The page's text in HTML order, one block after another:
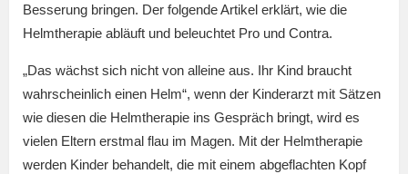
Besserung bringen. Der folgende Artikel erklärt, wie die
Helmtherapie abläuft und beleuchtet Pro und Contra.
„Das wächst sich nicht von alleine aus. Ihr Kind braucht
wahrscheinlich einen Helm“, wenn der Kinderarzt mit Sätzen
wie diesen die Helmtherapie ins Gespräch bringt, wird es
vielen Eltern erstmal flau im Magen. Mit der Helmtherapie
werden Kinder behandelt, die mit einem abgeflachten Kopf